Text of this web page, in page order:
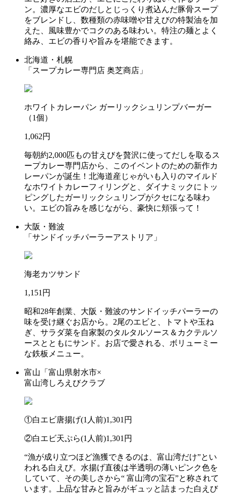
ン。濃厚なエビのだしとじっくり煮込んだ豚骨スープ
をブレンドし、数種類の赤味噌や甘えびの特製油を加
えた、風味豊かでコクのある味わい。特注の麺とよく
絡み、エビの香りや旨みを堪能できます。
北海道・札幌
「スープカレー専門店 奥芝商店」
ホワイトカレーパン ガーリックシュリンプバーガー
（1個）
1,062円
毎朝約2,000匹もの甘えびを贅沢に使ってだしを取るス
ープカレー専門店から、このイベントのための新作カ
レーパンが誕生！北海道産じゃがいも入りのマイルド
なホワイトカレーフィリングと、ダイナミックにトッ
ピングしたガーリックシュリンプがクセになる味わ
い。エビの旨みを感じながら、豪快に頬張って！
大阪・難波
「サンドイッチパーラーアストリア」
海老カツサンド
1,151円
昭和28年創業、大阪・難波のサンドイッチパーラーの
味を受け継ぐお店から。2尾のエビと、トマトや玉ね
ぎ、サラダ菜を自家製のタルタルソース＆カクテルソ
ースとともにサンド。お店で愛される、ボリューミー
な鉄板メニュー。
富山「富山県射水市×
富山湾しろえびクラブ
①白エビ唐揚げ(1人前)1,301円
②白エビ天ぷら(1人前)1,301円
“漁が成り立つほど漁獲できるのは、富山湾だけ”とい
われる白えび。水揚げ直後は半透明の薄いピンク色を
していて、その美しさから“ 富山湾の宝石”と称されて
います。上品な甘みと旨みがギュッと詰まった白えび